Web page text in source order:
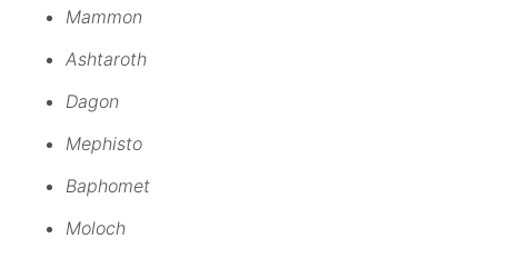
Mammon
Ashtaroth
Dagon
Mephisto
Baphomet
Moloch